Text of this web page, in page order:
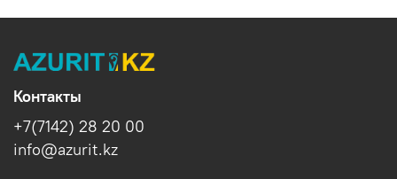
Контакты
+7(7142) 28 20 00
info@azurit.kz